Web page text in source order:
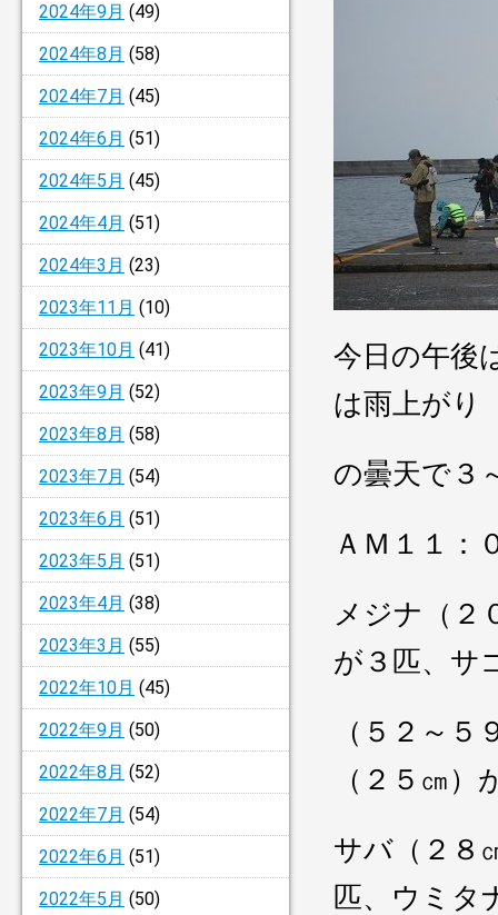
2024年9月 (49)
2024年8月 (58)
2024年7月 (45)
2024年6月 (51)
2024年5月 (45)
2024年4月 (51)
2024年3月 (23)
2023年11月 (10)
2023年10月 (41)
2023年9月 (52)
2023年8月 (58)
2023年7月 (54)
2023年6月 (51)
2023年5月 (51)
2023年4月 (38)
2023年3月 (55)
2022年10月 (45)
2022年9月 (50)
2022年8月 (52)
2022年7月 (54)
2022年6月 (51)
2022年5月 (50)
今日の午後
は雨上がり
の曇天で３
ＡＭ１１：
メジナ（２
が３匹、サ
（５２～
（２５㎝）
サバ（２８
匹、ウミタ